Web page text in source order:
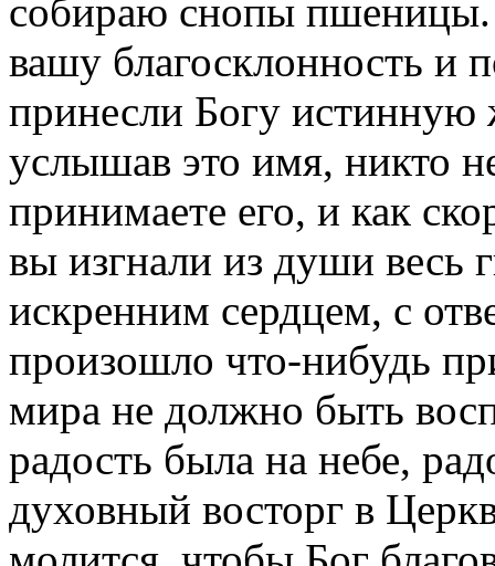
собираю снопы пшеницы.
вашу благосклонность и
принесли Богу истинную
услышав это имя, никто
принимаете его, и как
вы изгнали из души весь
искренним сердцем, с
произошло что-нибудь
мира не должно быть
радость была на небе,
духовный восторг в